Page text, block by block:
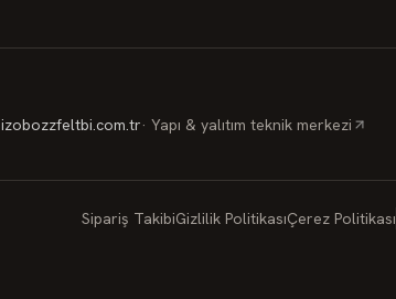
izobozzfeltbi.com.tr· Yapı & yalıtım teknik merkezi
Sipariş TakibiGizlilik PolitikasıÇerez Politikası